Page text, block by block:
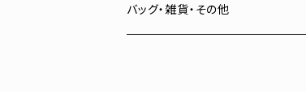
スウェット
# 0 岡田竜汰
スウェット・パーカー
バッグ・雑貨・その他